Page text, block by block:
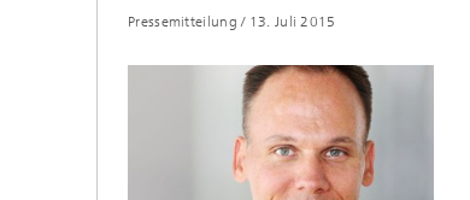
Pressemitteilung / 13. Juli 2015